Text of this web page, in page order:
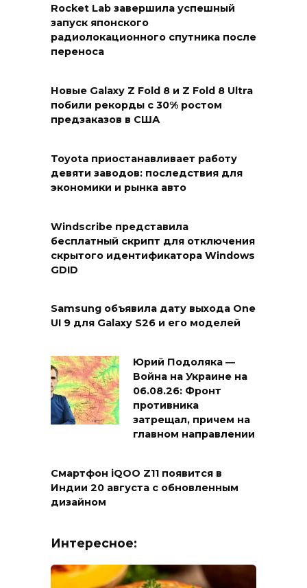
Rocket Lab завершила успешный
запуск японского
радиолокационного спутника после
переноса
Новые Galaxy Z Fold 8 и Z Fold 8 Ultra
побили рекорды с 30% ростом
предзаказов в США
Toyota приостанавливает работу
девяти заводов: последствия для
экономики и рынка авто
Windscribe представила
бесплатный скрипт для отключения
скрытого идентификатора Windows
GDID
Samsung объявила дату выхода One
UI 9 для Galaxy S26 и его моделей
Юрий Подоляка —
Война на Украине на
06.08.26: Фронт
противника
затрещал, причем на
главном направлении
Смартфон iQOO Z11 появится в
Индии 20 августа с обновленным
дизайном
Интересное: